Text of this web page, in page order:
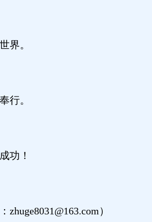
界。
行。
功！
zhuge8031@163.com）